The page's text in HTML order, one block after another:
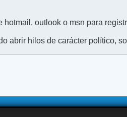
hotmail, outlook o msn para
abrir hilos de carácter político,